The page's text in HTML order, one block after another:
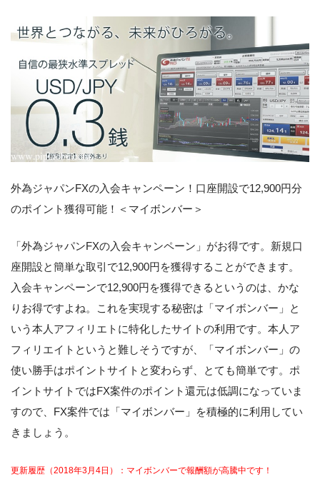
外為ジャパンFXの入会キャンペーン！口座開設で12,900円分
のポイント獲得可能！＜マイボンバー＞
「外為ジャパンFXの入会キャンペーン」がお得です。新規口
座開設と簡単な取引で12,900円を獲得することができます。
入会キャンペーンで12,900円を獲得できるというのは、かな
りお得ですよね。これを実現する秘密は「マイボンバー」と
いう本人アフィリエトに特化したサイトの利用です。本人ア
フィリエイトというと難しそうですが、「マイボンバー」の
使い勝手はポイントサイトと変わらず、とても簡単です。ポ
イントサイトではFX案件のポイント還元は低調になっていま
すので、FX案件では「マイボンバー」を積極的に利用してい
きましょう。
更新履歴（2018年3月4日）：マイボンバーで報酬額が高騰中です！